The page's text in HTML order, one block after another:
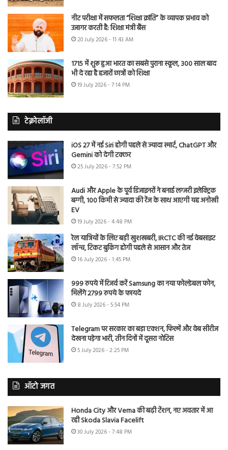
नीट परीक्षा में सफलता “शिक्षा क्रांति” के व्यापक प्रभाव को
उजागर करती है: शिक्षा मंत्री बैंस
20 July 2026 - 11:43 AM
1715 में शुरू हुआ भारत का सबसे पुराना स्कूल, 300 साल बाद
भी दे रहा है हजारों छात्रों को शिक्षा
19 July 2026 - 7:14 PM
टेक्नोलॉजी
iOS 27 में नई Siri होगी पहले से ज्यादा स्मार्ट, ChatGPT और
Gemini को देगी टक्कर
25 July 2026 - 7:52 PM
Audi और Apple के पूर्व डिजाइनरों ने बनाई लग्जरी इलेक्ट्रिक
बग्गी, 100 किमी से ज्यादा की रेंज के साथ आएगी यह अनोखी
EV
19 July 2026 - 4:48 PM
रेल यात्रियों के लिए बड़ी खुशखबरी, IRCTC की नई वेबसाइट
लॉन्च, टिकट बुकिंग होगी पहले से आसान और तेज
16 July 2026 - 1:45 PM
999 रुपये में रिजर्व करें Samsung का नया फोल्डेबल फोन,
मिलेंगे 2799 रुपये के फायदे
8 July 2026 - 5:54 PM
Telegram पर सरकार का बड़ा एक्शन, फिल्में और वेब सीरीज
देखना पड़ेगा भारी, तीन दिनों में दूसरा नोटिस
5 July 2026 - 2:25 PM
ऑटो जगत
Honda City और Verna की बढ़ी टेंशन, नए अवतार में आ
रही Skoda Slavia Facelift
30 July 2026 - 7:48 PM